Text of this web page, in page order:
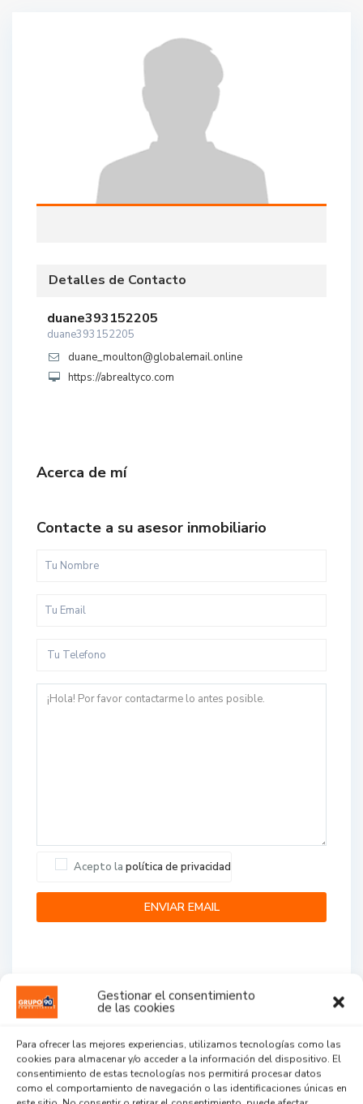
Gestionar el consentimiento
de las cookies
Para ofrecer las mejores experiencias, utilizamos tecnologías como las
cookies para almacenar y/o acceder a la información del dispositivo. El
consentimiento de estas tecnologías nos permitirá procesar datos
como el comportamiento de navegación o las identificaciones únicas en
Detalles de Contacto
duane393152205
duane393152205
duane_moulton@globalemail.online
https://abrealtyco.com
Acerca de mí
Contacte a su asesor inmobiliario
Acepto la política de privacidad
...